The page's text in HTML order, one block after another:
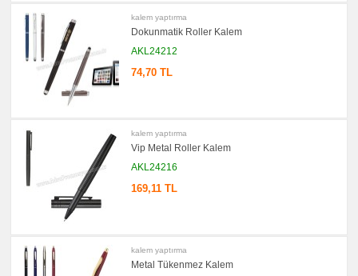
kalem yaptırma
Dokunmatik Roller Kalem
AKL24212
74,70 TL
kalem yaptırma
Vip Metal Roller Kalem
AKL24216
169,11 TL
kalem yaptırma
Metal Tükenmez Kalem
Bardak
promosyon
Geri
Dönüşümlü
Ürünler
promosyon
Anahtarlık
Makyaj
Aynası
Manikür
Şerit
Metre